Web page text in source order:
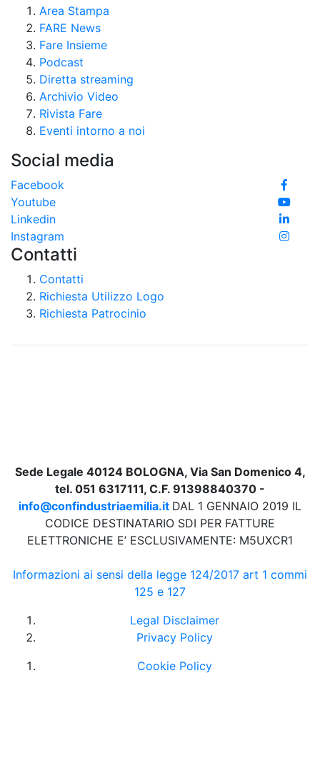
Area Stampa
FARE News
Fare Insieme
Podcast
Diretta streaming
Archivio Video
Rivista Fare
Eventi intorno a noi
Social media
Facebook
Youtube
Linkedin
Instagram
Contatti
Contatti
Richiesta Utilizzo Logo
Richiesta Patrocinio
Sede Legale 40124 BOLOGNA, Via San Domenico 4,
tel. 051 6317111, C.F. 91398840370 -
info@confindustriaemilia.it DAL 1 GENNAIO 2019 IL
CODICE DESTINATARIO SDI PER FATTURE
ELETTRONICHE E’ ESCLUSIVAMENTE: M5UXCR1
Informazioni ai sensi della legge 124/2017 art 1 commi
125 e 127
Legal Disclaimer
Privacy Policy
Cookie Policy